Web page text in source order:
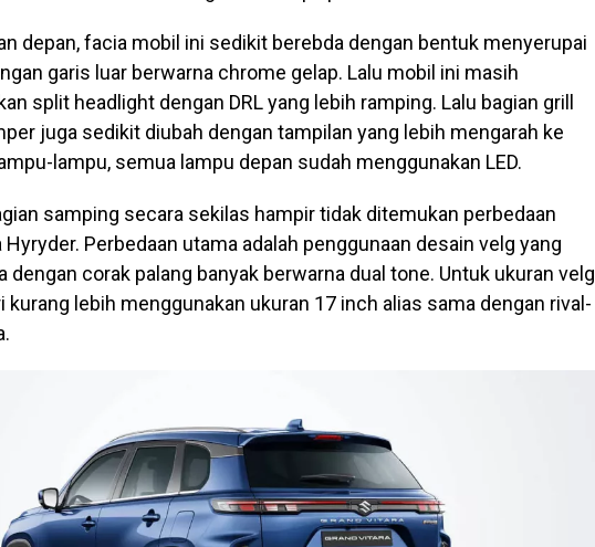
depan, facia mobil ini sedikit berebda dengan bentuk menyerupai
garis luar berwarna chrome gelap. Lalu mobil ini masih
split headlight dengan DRL yang lebih ramping. Lalu bagian grill
juga sedikit diubah dengan tampilan yang lebih mengarah ke
lampu, semua lampu depan sudah menggunakan LED.
samping secara sekilas hampir tidak ditemukan perbedaan
Hyryder. Perbedaan utama adalah penggunaan desain velg yang
dengan corak palang banyak berwarna dual tone. Untuk ukuran velg
kurang lebih menggunakan ukuran 17 inch alias sama dengan rival-